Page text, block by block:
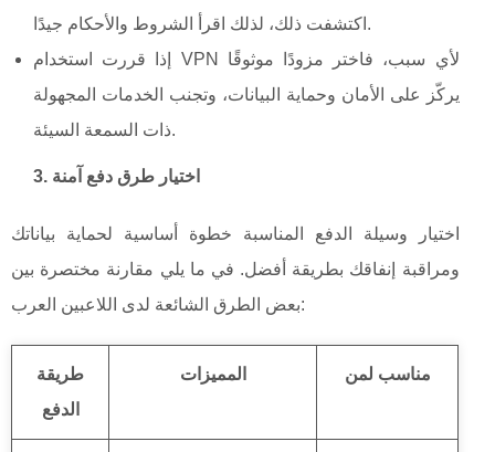
اكتشفت ذلك، لذلك اقرأ الشروط والأحكام جيدًا.
إذا قررت استخدام VPN لأي سبب، فاختر مزودًا موثوقًا
يركّز على الأمان وحماية البيانات، وتجنب الخدمات المجهولة
ذات السمعة السيئة.
3. اختيار طرق دفع آمنة
اختيار وسيلة الدفع المناسبة خطوة أساسية لحماية بياناتك
ومراقبة إنفاقك بطريقة أفضل. في ما يلي مقارنة مختصرة بين
بعض الطرق الشائعة لدى اللاعبين العرب:
طريقة
الدفع
المميزات مناسب لمن